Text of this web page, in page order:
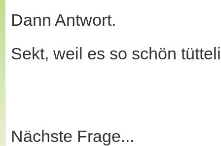
Dann Antwort.
Sekt, weil es so schön
Nächste Frage...